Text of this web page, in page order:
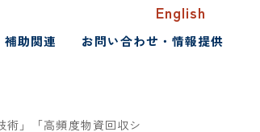
English
補助関連 お問い合わせ・情報提供
術」「高頻度物資回収シ